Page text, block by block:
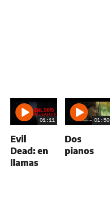
01:11
Evil
Dead: en
llamas
01:50
Dos
pianos